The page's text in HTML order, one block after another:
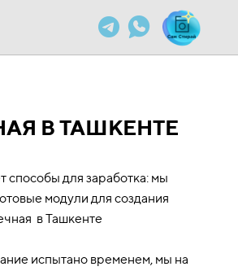
В ТАШКЕНТЕ
способы для заработка: мы
модули для создания
в Ташкенте
испытано временем, мы на